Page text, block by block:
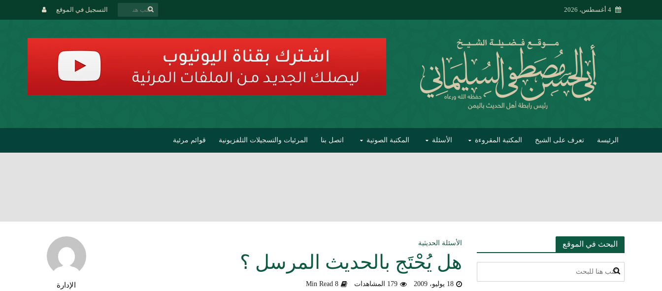
التسجيل في الموقع 4 أغسطس، 2026
الرئيسة تعرف على الشيخ المكتبة المقروءة الأسئلة المكتبة الصوتية اتصل بنا المرئيات والتسجيلات التلفزيونية قوائم مرئية
التعليق على ميثاق العمل الدعوي بين علماء ودعاة اليمن (صوت)
أسئلة عبدالله السليماني الحديثية للشيخ المحدث أبي الحسن السليماني
بيان بشأن حادث نيوزلندا الإرهابي الإدارة
الأسئلة الحديثية
هل يُحْتَج بالحديث المرسل ؟
18 يوليو، 2009 179 المشاهدات 8 Min Read
البحث في الموقع